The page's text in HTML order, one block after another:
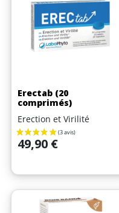
Erectab (20
comprimés)
Erection et Virilité
Prix
49,90 €